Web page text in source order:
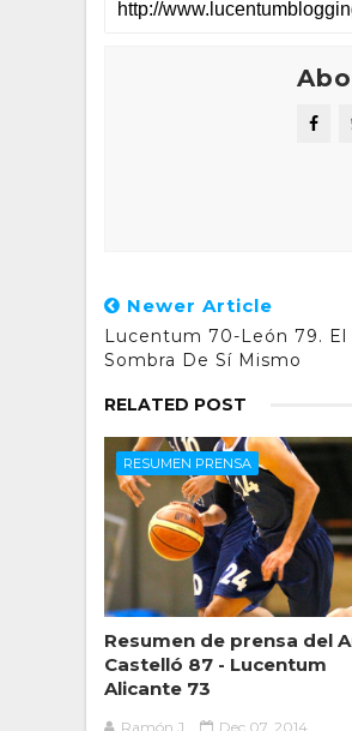
Newer Article
Lucentum 70-León 79.
Sombra De Sí Mismo
RELATED POST
RESUMEN PRENSA
Resumen de prensa del
Castelló 87 - Lucentum
Alicante 73
Ramón J. Dec 07, 2014